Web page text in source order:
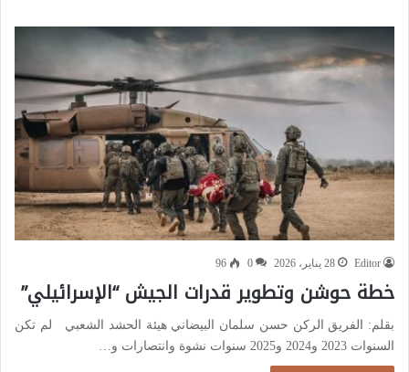
Editor 28 يناير، 2026 0
96
خطة حوشن وتطوير قدرات الجيش “الإسرائيلي”
بقلم: الفريق الركن حسن سلمان البيضاني هيئة الحشد الشعبي لم تكن
السنوات 2023 و2024 و2025 سنوات نشوة وانتصارات و…